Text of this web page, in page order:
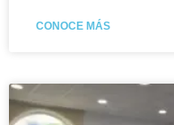
CONOCE MÁS